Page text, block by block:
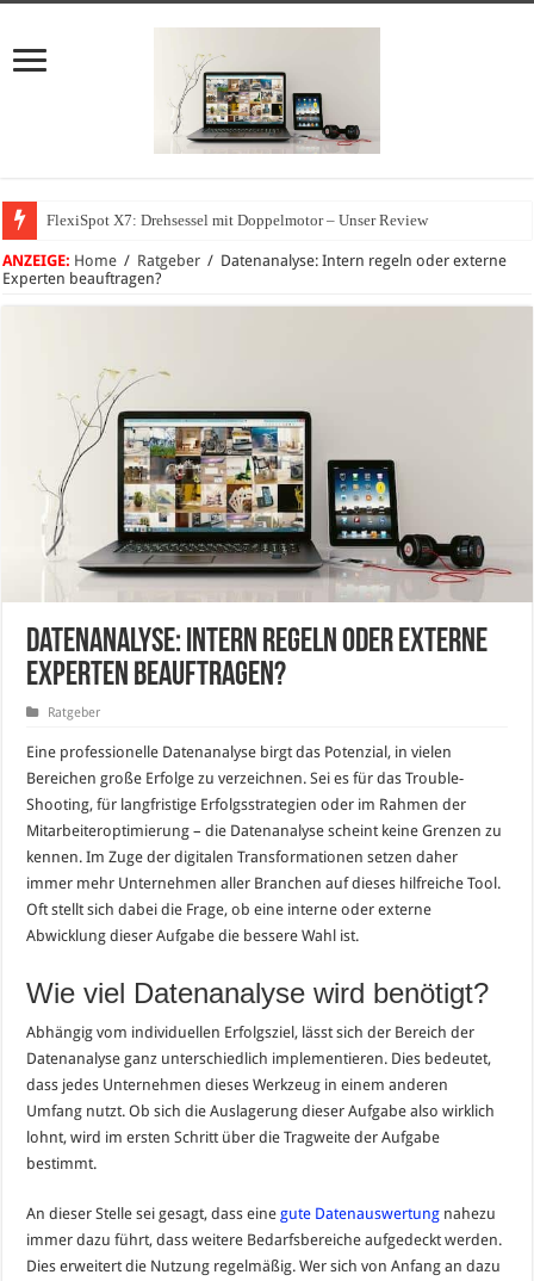
FlexiSpot X7: Drehsessel mit Doppelmotor – Unser Review
Wie können sich Unternehmen vor Cyberangriffen schützen?
ANZEIGE: Home / Ratgeber / Datenanalyse: Intern regeln oder externe
Experten beauftragen?
Datenanalyse: Intern regeln oder externe
Experten beauftragen?
Ratgeber
Eine professionelle Datenanalyse birgt das Potenzial, in vielen
Bereichen große Erfolge zu verzeichnen. Sei es für das Trouble-
Shooting, für langfristige Erfolgsstrategien oder im Rahmen der
Mitarbeiteroptimierung – die Datenanalyse scheint keine Grenzen zu
kennen. Im Zuge der digitalen Transformationen setzen daher
immer mehr Unternehmen aller Branchen auf dieses hilfreiche Tool.
Oft stellt sich dabei die Frage, ob eine interne oder externe
Abwicklung dieser Aufgabe die bessere Wahl ist.
Wie viel Datenanalyse wird benötigt?
Abhängig vom individuellen Erfolgsziel, lässt sich der Bereich der
Datenanalyse ganz unterschiedlich implementieren. Dies bedeutet,
dass jedes Unternehmen dieses Werkzeug in einem anderen
Umfang nutzt. Ob sich die Auslagerung dieser Aufgabe also wirklich
lohnt, wird im ersten Schritt über die Tragweite der Aufgabe
bestimmt.
An dieser Stelle sei gesagt, dass einegute Datenauswertung nahezu
immer dazu führt, dass weitere Bedarfsbereiche aufgedeckt werden.
Dies erweitert die Nutzung regelmäßig. Wer sich von Anfang an dazu